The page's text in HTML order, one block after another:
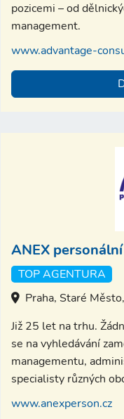
pozicemi – od
management.
www.advantage-
ANEX
TOP AGENTURA
Praha, Staré
Již 25 let na trhu.
se na vyhledávání
managementu,
specialisty různých
www.anexperson.cz